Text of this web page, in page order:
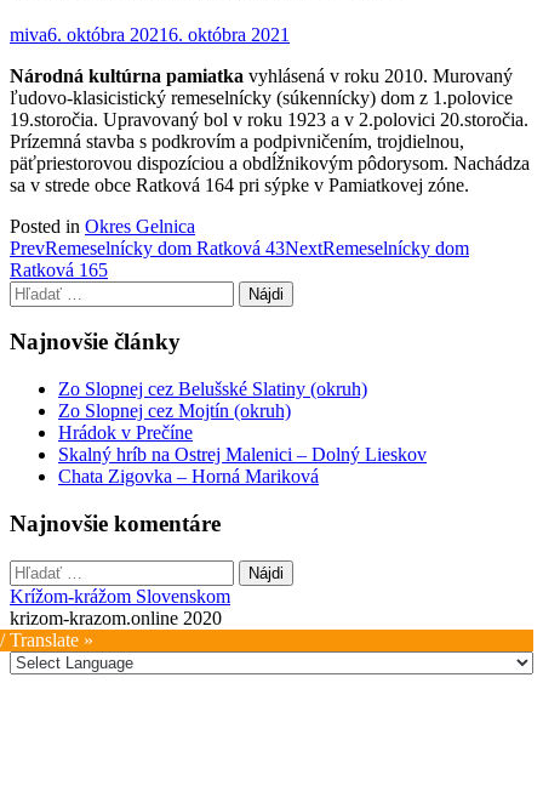
miva6. októbra 20216. októbra 2021
Národná kultúrna pamiatka vyhlásená v roku 2010. Murovaný
ľudovo-klasicistický remeselnícky (súkennícky) dom z 1.polovice
19.storočia. Upravovaný bol v roku 1923 a v 2.polovici 20.storočia.
Prízemná stavba s podkrovím a podpivničením, trojdielnou,
päťpriestorovou dispozíciou a obdĺžnikovým pôdorysom. Nachádza
sa v strede obce Ratková 164 pri sýpke v Pamiatkovej zóne.
Posted in Okres Gelnica
Post
navigation
PrevRemeselnícky dom Ratková 43NextRemeselnícky dom
Ratková 165
Hľadať:
Najnovšie články
Zo Slopnej cez Belušské Slatiny (okruh)
Zo Slopnej cez Mojtín (okruh)
Hrádok v Prečíne
Skalný hríb na Ostrej Malenici – Dolný Lieskov
Chata Zigovka – Horná Mariková
Najnovšie komentáre
Hľadať:
Krížom-krážom Slovenskom
krizom-krazom.online 2020
Translate »